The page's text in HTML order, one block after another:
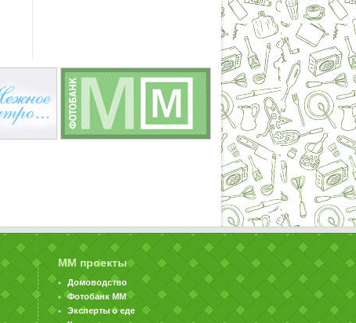
ММ проекты
Домоводство
Фотобанк ММ
Эксперты о еде